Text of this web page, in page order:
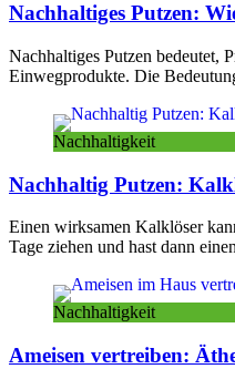
Nachhaltiges Putzen:
Nachhaltiges Putzen bedeutet,
Einwegprodukte. Die
Nachhaltigkeit
Nachhaltig Putzen:
Einen wirksamen Kalklöser
Tage ziehen und hast dann
Nachhaltigkeit
Ameisen vertreiben: